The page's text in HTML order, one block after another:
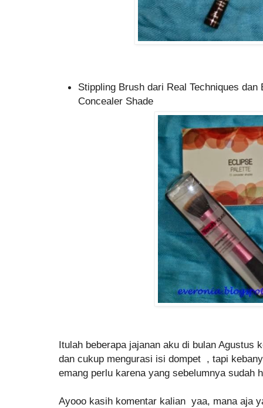
Stippling Brush dari Real Techniques dan
Concealer Shade
Itulah beberapa jajanan aku di bulan Agustus
dan cukup mengurasi isi dompet , tapi
emang perlu karena yang sebelumnya sudah
Ayooo kasih komentar kalian yaa, mana aja